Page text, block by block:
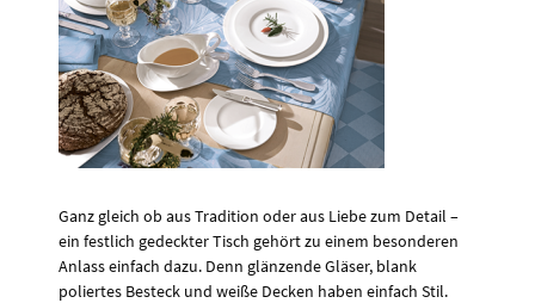
Ganz gleich ob aus Tradition oder aus Liebe zum Detail –
ein festlich gedeckter Tisch gehört zu einem besonderen
Anlass einfach dazu. Denn glänzende Gläser, blank
poliertes Besteck und weiße Decken haben einfach Stil.